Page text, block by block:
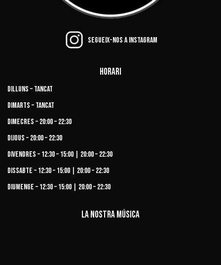
Segueix-nos a Instagram
Horari
Dilluns – Tancat
Dimarts – Tancat
Dimecres – 20:00 – 22:30
Dijous – 20:00 – 22:30
Divendres – 12:30 – 15:00 | 20:00 – 22:30
Dissabte – 12:30 – 15:00 | 20:00 – 22:30
Diumenge – 12:30 – 15:00 | 20:00 – 22:30
La nostra música